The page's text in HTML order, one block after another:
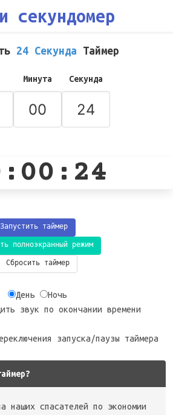
секундомер
24 Секунда Таймер
Минута Секунда
Запустить таймер
полноэкранный режим
Сбросить таймер
День
Ночь
звук по окончании времени
запуска/паузы таймера
наших спасателей по экономии